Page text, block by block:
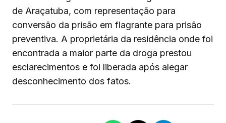
de Araçatuba, com representação para
conversão da prisão em flagrante para prisão
preventiva. A proprietária da residência onde foi
encontrada a maior parte da droga prestou
esclarecimentos e foi liberada após alegar
desconhecimento dos fatos.